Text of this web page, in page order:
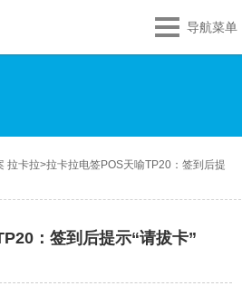
导航菜单
拉卡拉>拉卡拉电签POS天喻TP20：签到后提
：签到后提示“请拔卡”